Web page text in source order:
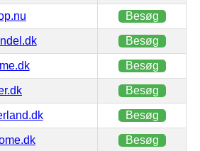
Besøg
Besøg
Besøg
Besøg
Besøg
Besøg